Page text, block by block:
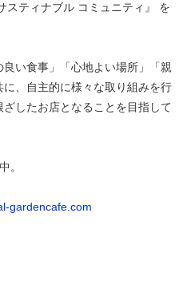
スティナブル コミュニティ』 を
い食事」「心地よい場所」「親
、自主的に様々な取り組みを行
したお店となることを目指して
。
gardencafe.com